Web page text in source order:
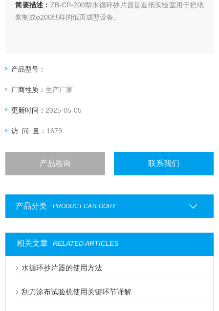
简要描述： ZB-CP-200型水循环抄片器是造纸实验室用于把纸
浆制成φ200纸样的纸页成型设备。
产品型号：
厂商性质：生产厂家
更新时间： 2025-05-05
访 问 量： 1679
产品咨询 联系我们
产品分类 PRODUCT CATEGORY
相关文章 RELATED ARTICLES
水循环抄片器的使用方法
刮刀涂布试验机使用关键环节详解